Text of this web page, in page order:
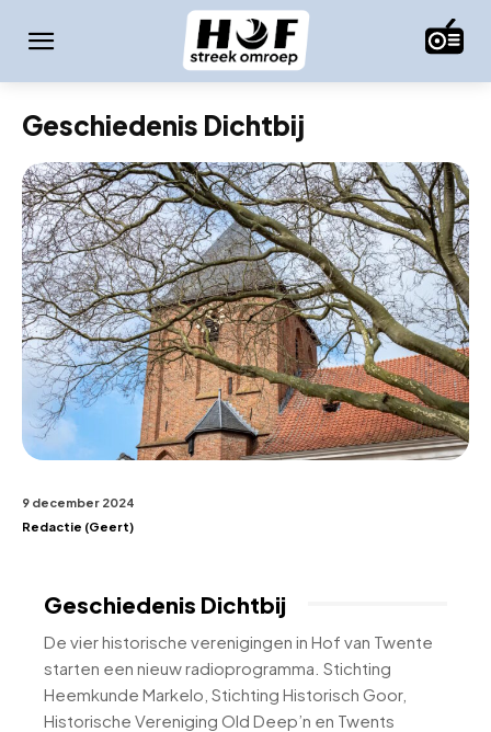
Geschiedenis Dichtbij
9 december 2024
Redactie (Geert)
Geschiedenis Dichtbij
De vier historische verenigingen in Hof van Twente
starten een nieuw radioprogramma. Stichting
Heemkunde Markelo, Stichting Historisch Goor,
Historische Vereniging Old Deep’n en Twents